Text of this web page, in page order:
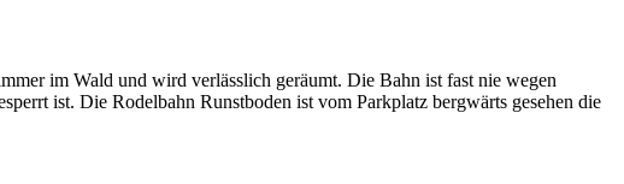
im Wald und wird verlässlich geräumt. Die Bahn ist fast nie wegen
ist. Die Rodelbahn Runstboden ist vom Parkplatz bergwärts gesehen die